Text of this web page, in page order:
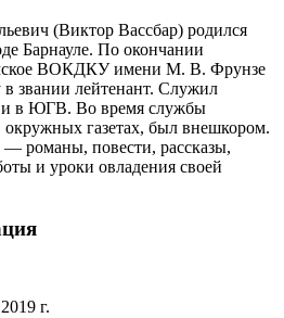
(Виктор Вассбар) родился
Барнауле. По окончании
ВОКДКУ имени М. В. Фрунзе
в звании лейтенант. Служил
в ЮГВ. Во время службы
окружных газетах, был внешкором.
— романы, повести, рассказы,
и уроки овладения своей
г.